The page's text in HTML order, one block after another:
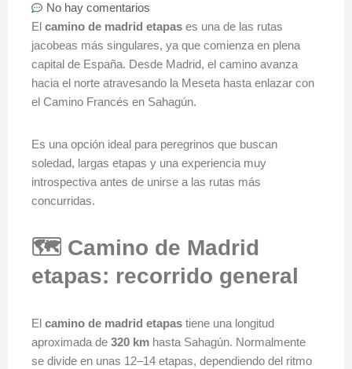
No hay comentarios
El camino de madrid etapas es una de las rutas
jacobeas más singulares, ya que comienza en plena
capital de España. Desde Madrid, el camino avanza
hacia el norte atravesando la Meseta hasta enlazar con
el Camino Francés en Sahagún.
Es una opción ideal para peregrinos que buscan
soledad, largas etapas y una experiencia muy
introspectiva antes de unirse a las rutas más
concurridas.
🗺️ Camino de Madrid
etapas: recorrido general
El camino de madrid etapas tiene una longitud
aproximada de 320 km hasta Sahagún. Normalmente
se divide en unas 12–14 etapas, dependiendo del ritmo